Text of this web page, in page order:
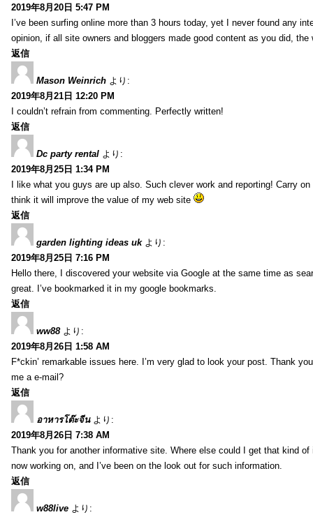
2019年8月20日 5:47 PM
I’ve been surfing online more than 3 hours today, yet I never found any
opinion, if all site owners and bloggers made good content as you did,
返信
Mason Weinrich より:
2019年8月21日 12:20 PM
I couldn’t refrain from commenting. Perfectly written!
返信
Dc party rental より:
2019年8月25日 1:34 PM
I like what you guys are up also. Such clever work and reporting! Carry
think it will improve the value of my web site
返信
garden lighting ideas uk より:
2019年8月25日 7:16 PM
Hello there, I discovered your website via Google at the same time as
great. I’ve bookmarked it in my google bookmarks.
返信
ww88 より:
2019年8月26日 1:58 AM
F*ckin’ remarkable issues here. I’m very glad to look your post. Thank
me a e-mail?
返信
อาหารโต๊ะจีน より:
2019年8月26日 7:38 AM
Thank you for another informative site. Where else could I get that kind
now working on, and I’ve been on the look out for such information.
返信
w88live より: